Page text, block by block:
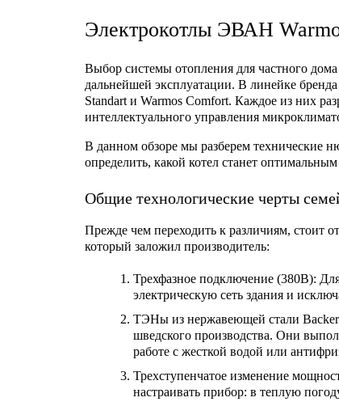
Электрокотлы ЭВАН
Выбор системы отопления для частного
дальнейшей эксплуатации. В линейке
Standart и Warmos Comfort. Каждое из них
интеллектуального управления
В данном обзоре мы разберем технические
определить, какой котел станет
Общие технологические черты
Прежде чем переходить к различиям, стоит
который заложил производитель:
Трехфазное подключение (380В):
электрическую сеть здания и
ТЭНы из нержавеющей стали
шведского производства. Они
работе с жесткой водой или
Трехступенчатое изменение
настраивать прибор: в теплую